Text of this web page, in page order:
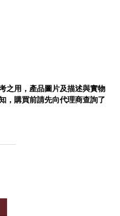
之用，產品圖片及描述與實物
，購買前請先向代理商查詢了